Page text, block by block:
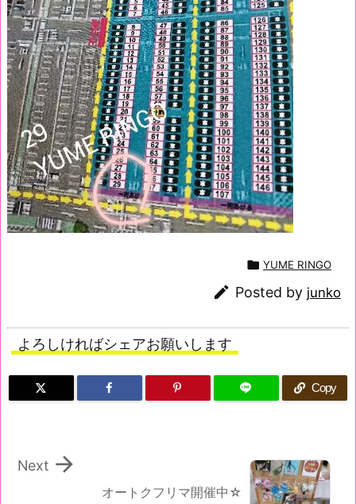
 YUME RINGO
 Posted by junko
よろしければシェアお願いします
Copy
オートクフリマ開催中☆

Next